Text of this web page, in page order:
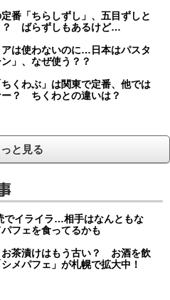
番「ちらしずし」、五目ずしと
？ ばらずしもあるけど…
は使わないのに…日本はパスタ
」、なぜ使う？？
くわぶ」は関東で定番、他では
ー？ ちくわとの違いは？
と見る
でイライラ…相手はなんともな
フェを食ってるかも
お茶漬けはもう古い？ お酒を飲
メパフェ」が札幌で拡大中！